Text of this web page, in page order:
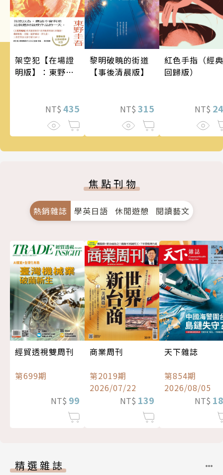
架空犯【在場證
明版】：東野圭
蝠》系列重磅新
NT$ 435
黎明破曉的街道
【事後清晨版】
NT$ 315
紅色手指（經典
回歸版）
NT$
焦點刊物
熱銷雜誌 學英日語 休閒遊憩 閱讀藝文
經貿透視雙周刊
第699期
NT$ 99
商業周刊
第2019期
2026/07/22
NT$ 139
天下雜誌
第854期
2026/08/05
NT$
精選雜誌